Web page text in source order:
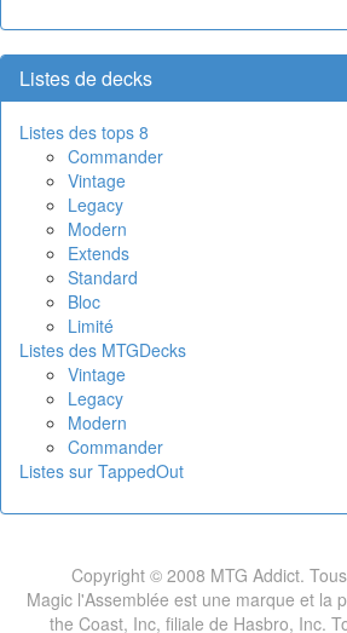
Listes de decks
Listes des tops 8
Commander
Vintage
Legacy
Modern
Extends
Standard
Bloc
Limité
Listes des MTGDecks
Vintage
Legacy
Modern
Commander
Listes sur TappedOut
Copyright © 2008 MTG Addict.
Magic l'Assemblée est une marque et la
the Coast, Inc, filiale de Hasbro, Inc.